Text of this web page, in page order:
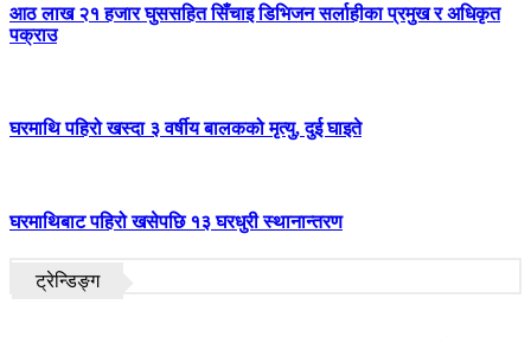
आठ लाख २१ हजार घुससहित सिँचाइ डिभिजन सर्लाहीका प्रमुख र अधिकृत
पक्राउ
घरमाथि पहिरो खस्दा ३ वर्षीय बालकको मृत्यु, दुई घाइते
घरमाथिबाट पहिरो खसेपछि १३ घरधुरी स्थानान्तरण
ट्रेन्डिङ्ग